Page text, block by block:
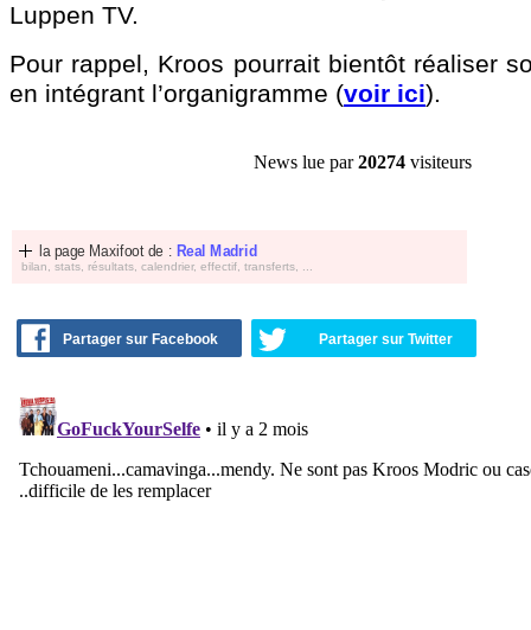
Luppen TV.
Pour rappel, Kroos pourrait bientôt réaliser
en intégrant l’organigramme (voir ici).
News lue par20274 visiteurs
la page Maxifoot de : Real Madrid
bilan, stats, résultats, calendrier, effectif, transferts, ...
Partager sur Facebook Partager sur Twitter